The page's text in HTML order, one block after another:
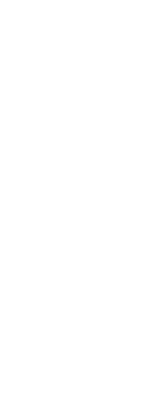
VON ART. 6
GEGEN
GESTÜTZTES
WENN
ODER
21 ABS. 1